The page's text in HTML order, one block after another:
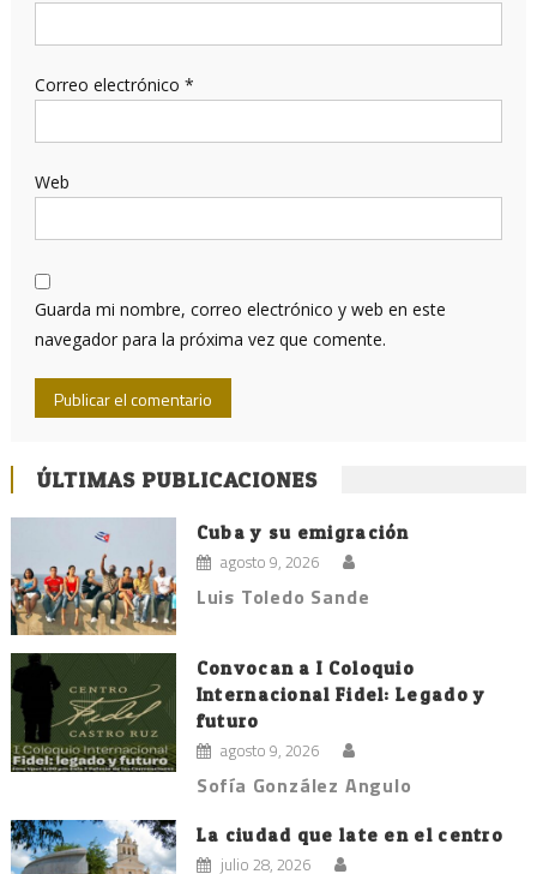
Correo electrónico *
Web
Guarda mi nombre, correo electrónico y web en este
navegador para la próxima vez que comente.
ÚLTIMAS PUBLICACIONES
Cuba y su emigración
agosto 9, 2026
Luis Toledo Sande
Convocan a I Coloquio
Internacional Fidel: Legado y
futuro
agosto 9, 2026
Sofía González Angulo
La ciudad que late en el centro
julio 28, 2026